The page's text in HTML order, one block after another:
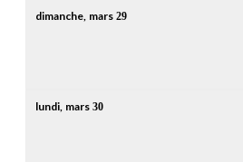
dimanche, mars 29
lundi, mars 30